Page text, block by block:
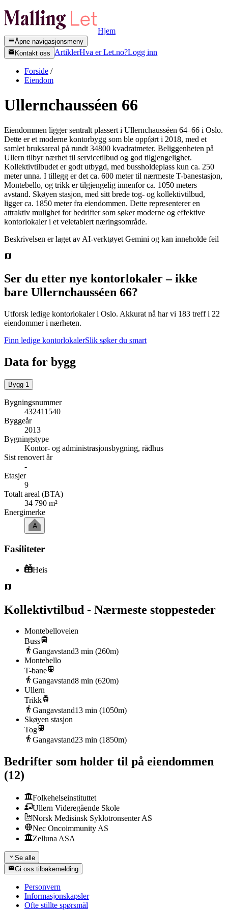
Hjem
Åpne navigasjonsmeny
Kontakt oss
ArtiklerHva er Let.no?Logg inn
Forside /
Eiendom
Ullernchausséen 66
Eiendommen ligger sentralt plassert i Ullernchausséen 64–66 i Oslo.
Dette er et moderne kontorbygg som ble oppført i 2018, med et
samlet bruksareal på rundt 34800 kvadratmeter. Beliggenheten på
Ullern tilbyr nærhet til servicetilbud og god tilgjengelighet.
Kollektivtilbudet er godt utbygd, med bussholdeplass kun ca. 250
meter unna. I tillegg er det ca. 600 meter til nærmeste T-banestasjon,
Montebello, og trikk er tilgjengelig innenfor ca. 1050 meters
avstand. Skøyen stasjon, med sitt brede tog- og kollektivtilbud,
ligger ca. 1850 meter fra eiendommen. Dette representerer en
attraktiv mulighet for bedrifter som søker moderne og effektive
kontorlokaler i et veletablert næringsområde.
Beskrivelsen er laget av AI-verktøyet Gemini og kan inneholde feil
Ser du etter nye kontorlokaler – ikke
bare Ullernchausséen 66?
Utforsk ledige kontorlokaler i Oslo. Akkurat nå har vi 183 treff i 22
eiendommer i nærheten.
Finn ledige kontorlokalerSlik søker du smart
Data for bygg
Bygg 1
Bygningsnummer
432411540
Byggeår
2013
Bygningstype
Kontor- og administrasjonsbygning, rådhus
Sist renovert år
-
Etasjer
9
Totalt areal (BTA)
34 790 m²
Energimerke
A
Fasiliteter
Heis
Kollektivtilbud - Nærmeste stoppesteder
Montebelloveien
Buss
Gangavstand3 min (260m)
Montebello
T-bane
Gangavstand8 min (620m)
Ullern
Trikk
Gangavstand13 min (1050m)
Skøyen stasjon
Tog
Gangavstand23 min (1850m)
Bedrifter som holder til på eiendommen
(12)
Folkehelseinstituttet
Ullern Videregående Skole
Norsk Medisinsk Syklotronsenter AS
Nec Oncoimmunity AS
Zelluna ASA
Se alle
Gi oss tilbakemelding
Personvern
Informasjonskapsler
Ofte stillte spørsmål